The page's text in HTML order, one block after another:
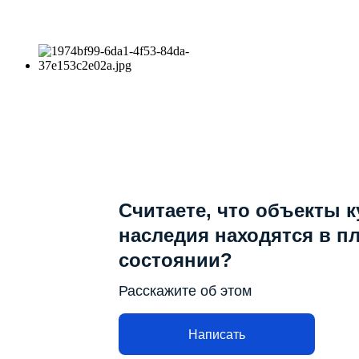
Считаете, что объекты
наследия находятся в
состоянии?
Расскажите об этом
Написать